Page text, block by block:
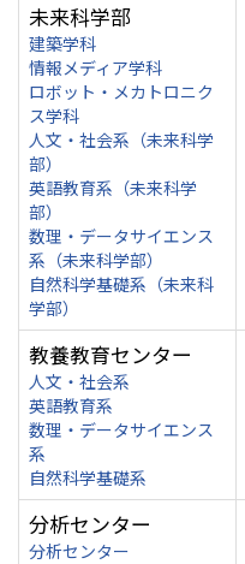
未来科学部
建築学科
情報メディア学科
ロボット・メカトロニク
ス学科
人文・社会系（未来科学
部）
英語教育系（未来科学
部）
数理・データサイエンス
系（未来科学部）
自然科学基礎系（未来科
学部）
教養教育センター
人文・社会系
英語教育系
数理・データサイエンス
系
自然科学基礎系
分析センター
分析センター